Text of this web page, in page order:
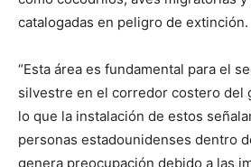
catalogadas en peligro de extinción.
“Esta área es fundamental para el
silvestre en el corredor costero del
lo que la instalación de estos
personas estadounidenses dentro
genera preocupación debido a las